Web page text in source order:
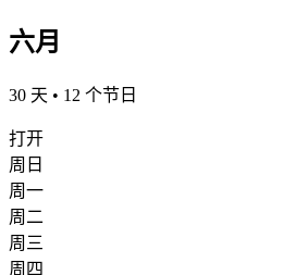
六月
30 天 • 12 个节日
打开
周日
周一
周二
周三
周四